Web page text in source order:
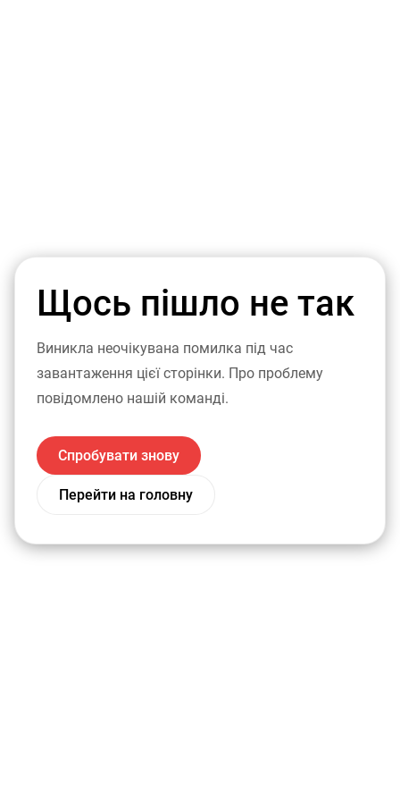
Щось пішло не так
Виникла неочікувана помилка під час
завантаження цієї сторінки. Про проблему
повідомлено нашій команді.
Спробувати знову
Перейти на головну